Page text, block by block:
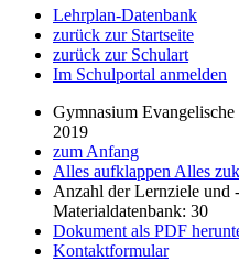
Lehrplan-Datenbank
zurück zur Startseite
zurück zur Schulart
Im Schulportal anmelden
Gymnasium
2019
zum Anfang
Alles aufklappen Alles
Anzahl der Lernziele und
Materialdatenbank: 30
Dokument als PDF
Kontaktformular